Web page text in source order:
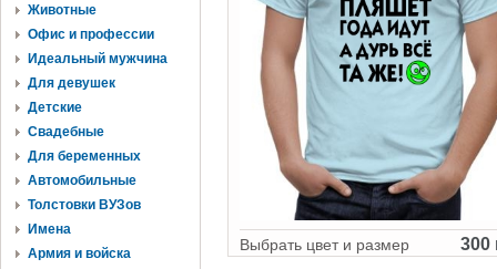
Животные
Офис и профессии
Идеальный мужчина
Для девушек
Детские
Свадебные
Для беременных
Автомобильные
Толстовки ВУЗов
Имена
Армия и войска
Выбрать цвет и размер 300